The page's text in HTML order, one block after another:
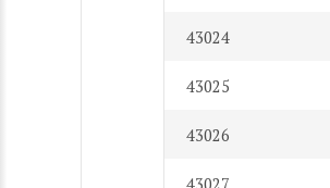
43024
43025
43026